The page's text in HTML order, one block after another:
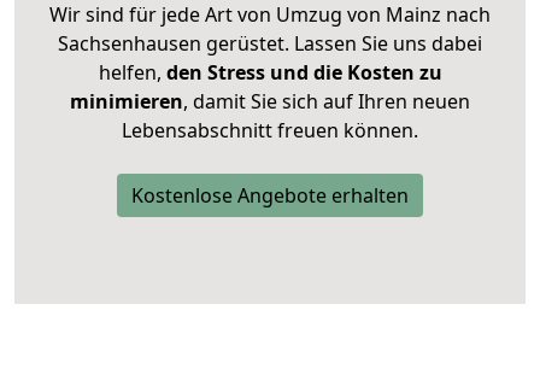
Wir sind für jede Art von Umzug von Mainz nach
Sachsenhausen gerüstet. Lassen Sie uns dabei
helfen, den Stress und die Kosten zu
minimieren, damit Sie sich auf Ihren neuen
Lebensabschnitt freuen können.
Kostenlose Angebote erhalten